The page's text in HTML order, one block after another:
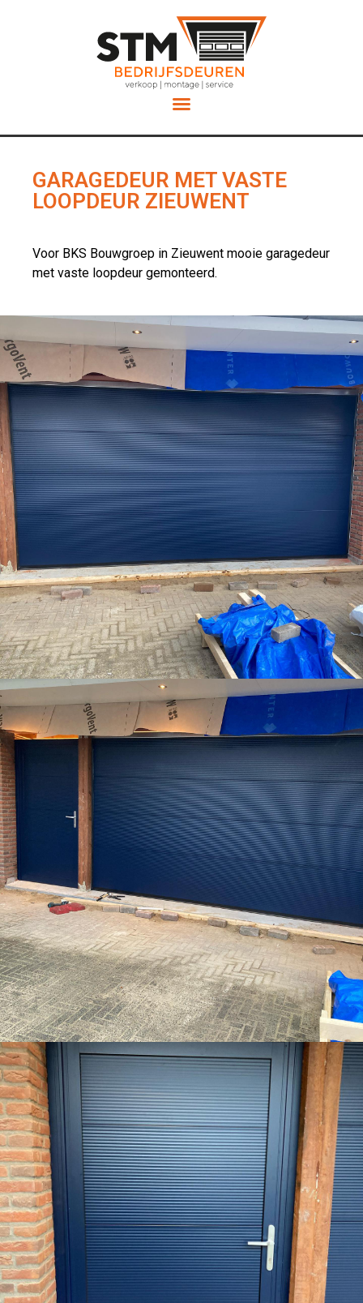
GARAGEDEUR MET VASTE
LOOPDEUR ZIEUWENT
Voor BKS Bouwgroep in Zieuwent mooie garagedeur
met vaste loopdeur gemonteerd.